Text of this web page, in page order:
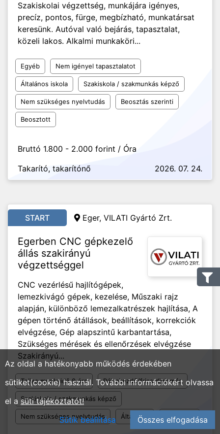
Szakiskolai végzettség, munkájára igényes,
precíz, pontos, fürge, megbízható, munkatársat
keresünk. Autóval való bejárás, tapasztalat,
közeli lakos. Alkalmi munkaköri...
Egyéb Nem igényel tapasztalatot
Általános iskola Szakiskola / szakmunkás képző
Nem szükséges nyelvtudás Beosztás szerinti
Beosztott
Bruttó 1.800 - 2.000 forint / Óra
Takarító, takarítónő
2026. 07. 24.
START Eger, VILATI Gyártó Zrt.
Egerben CNC gépkezelő
állás szakirányú
végzettséggel
CNC vezérlésű hajlítógépek,
lemezkivágó gépek, kezelése, Műszaki rajz
alapján, különböző lemezalkatrészek hajlítása, A
gépen történő átállások, beállítások, korrekciók
elvégzése, Gép alapszintű karbantartása,
Szükséges mérések és ellenőrzések elvégzése
Szakirányú...
Teljes munkaidő 8 óra Pályakezdő/friss diplomás
Szakiskola / szakmunkás képző
Nem szükséges nyelvtudás Általános Beosztott
Az oldal a hatékonyabb működés érdekében
sütiket(cookie) használ. További információkért olvassa
el a süti tájékoztatót!
Sütik beállítása
Összes elfogadása